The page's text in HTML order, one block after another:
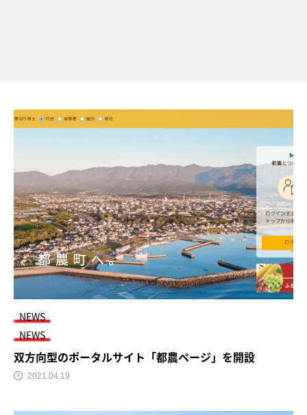
NEWS
NEWS
双方向型のポータルサイト「都農ページ」を開設
2021.04.19